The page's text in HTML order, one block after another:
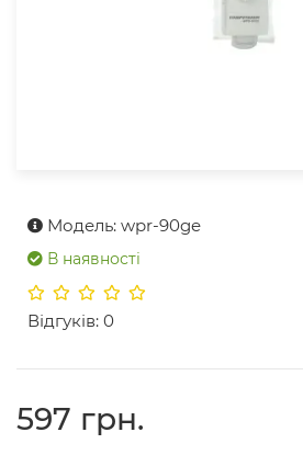
Модель: wpr-90ge
В наявності
Відгуків: 0
597 грн.